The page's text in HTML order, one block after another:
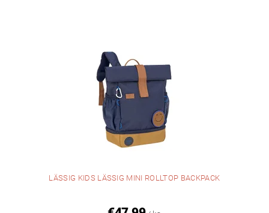
LÄSSIG KIDS LÄSSIG MINI ROLLTOP BACKPACK